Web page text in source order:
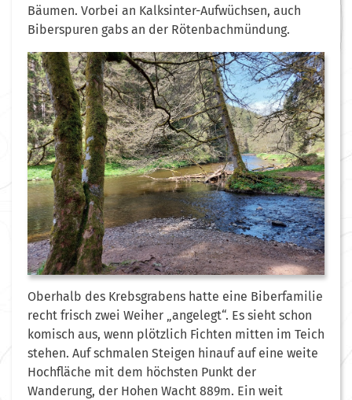
Bäumen. Vorbei an Kalksinter-Aufwüchsen, auch
Biberspuren gabs an der Rötenbachmündung.
Oberhalb des Krebsgrabens hatte eine Biberfamilie
recht frisch zwei Weiher „angelegt“. Es sieht schon
komisch aus, wenn plötzlich Fichten mitten im Teich
stehen. Auf schmalen Steigen hinauf auf eine weite
Hochfläche mit dem höchsten Punkt der
Wanderung, der Hohen Wacht 889m. Ein weit